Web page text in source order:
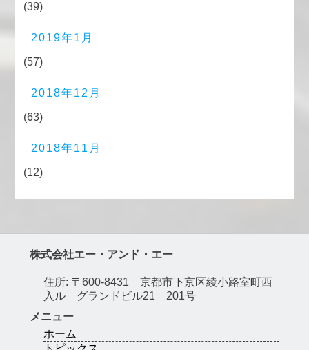
(39)
2019年1月
(57)
2018年12月
(63)
2018年11月
(12)
株式会社エー・アンド・エー
住所: 〒600-8431 京都市下京区綾小路室町西
入ル グランドビル21 201号
メニュー
ホーム